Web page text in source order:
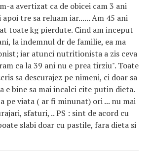
a avertizat ca de obicei cam 3 ani
tre sa reluam iar...... Am 45 ani
toate kg pierdute. Cind am inceput
la indemnul dr de familie, ea ma
iar atunci nutritionista a zis ceva
ca la 39 ani nu e prea tirziu". Toate
sa descurajez pe nimeni, ci doar sa
e bine sa mai incalci cite putin dieta.
pe viata ( ar fi minunat) ori ... nu mai
sfaturi, .. PS : sint de acord cu
slabi doar cu pastile, fara dieta si